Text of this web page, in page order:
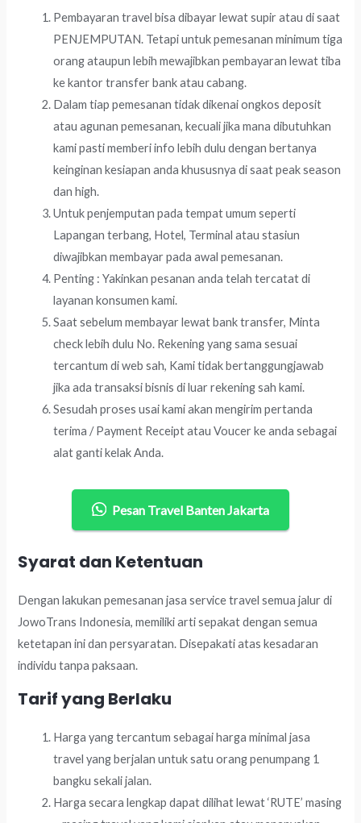
Pembayaran travel bisa dibayar lewat supir atau di saat
PENJEMPUTAN. Tetapi untuk pemesanan minimum tiga
orang ataupun lebih mewajibkan pembayaran lewat tiba
ke kantor transfer bank atau cabang.
Dalam tiap pemesanan tidak dikenai ongkos deposit
atau agunan pemesanan, kecuali jika mana dibutuhkan
kami pasti memberi info lebih dulu dengan bertanya
keinginan kesiapan anda khususnya di saat peak season
dan high.
Untuk penjemputan pada tempat umum seperti
Lapangan terbang, Hotel, Terminal atau stasiun
diwajibkan membayar pada awal pemesanan.
Penting : Yakinkan pesanan anda telah tercatat di
layanan konsumen kami.
Saat sebelum membayar lewat bank transfer, Minta
check lebih dulu No. Rekening yang sama sesuai
tercantum di web sah, Kami tidak bertanggungjawab
jika ada transaksi bisnis di luar rekening sah kami.
Sesudah proses usai kami akan mengirim pertanda
terima / Payment Receipt atau Voucer ke anda sebagai
alat ganti kelak Anda.
Pesan Travel Banten Jakarta
Syarat dan Ketentuan
Dengan lakukan pemesanan jasa service travel semua jalur di
JowoTrans Indonesia, memiliki arti sepakat dengan semua
ketetapan ini dan persyaratan. Disepakati atas kesadaran
individu tanpa paksaan.
Tarif yang Berlaku
Harga yang tercantum sebagai harga minimal jasa
travel yang berjalan untuk satu orang penumpang 1
bangku sekali jalan.
Harga secara lengkap dapat dilihat lewat ‘RUTE’ masing